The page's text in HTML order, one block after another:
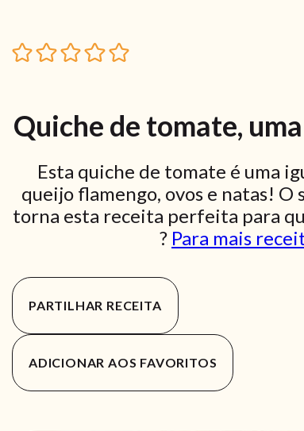
Quiche de tomate,
Esta quiche de tomate é uma
queijo flamengo, ovos e natas! O
torna esta receita perfeita para
? Para mais
PARTILHAR RECEITA
ADICIONAR AOS FAVORITOS